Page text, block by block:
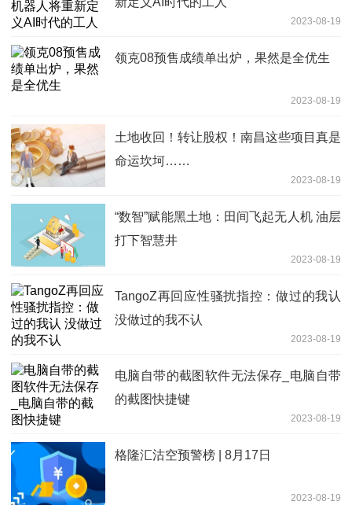
2023-08-19
领克08预售成绩单出炉，果然是全优生
2023-08-19
土地收回！转让股权！南昌这些项目真是
命运坎坷……
2023-08-19
“数智”赋能黑土地：田间飞起无人机 油层
打下智慧井
2023-08-19
TangoZ再回应性骚扰指控：做过的我认
没做过的我不认
2023-08-19
电脑自带的截图软件无法保存_电脑自带
的截图快捷键
2023-08-19
格隆汇沽空预警榜 | 8月17日
2023-08-19